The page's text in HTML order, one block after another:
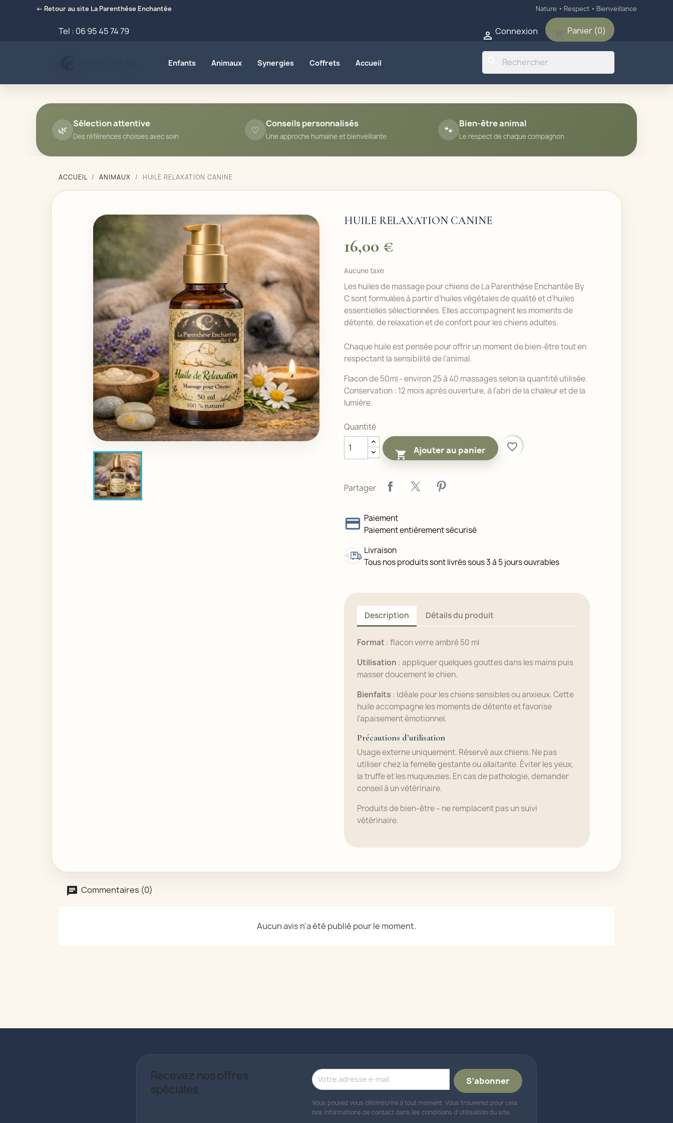
← Retour au site La Parenthèse Enchantée Nature • Respect • Bienveillance
Tel : 06 95 45 74 79  Connexion Panier (0)
Enfants Animaux Synergies Coffrets Accueil
🌿 Sélection attentive
Des références choisies avec soin
♡ Conseils personnalisés
Une approche humaine et bienveillante
🐾 Bien-être animal
Le respect de chaque compagnon
ACCUEIL ANIMAUX HUILE RELAXATION CANINE
HUILE RELAXATION CANINE
16,00 €
Aucune taxe
Les huiles de massage pour chiens de La Parenthèse Enchantée By
C sont formulées à partir d’huiles végétales de qualité et d’huiles
essentielles sélectionnées. Elles accompagnent les moments de
détente, de relaxation et de confort pour les chiens adultes.
Chaque huile est pensée pour offrir un moment de bien-être tout en
respectant la sensibilité de l’animal.
Flacon de 50ml - environ 25 à 40 massages selon la quantité utilisée.
Conservation : 12 mois après ouverture, à l'abri de la chaleur et de la
lumière.
Quantité
 Ajouter au panier favorite_border
Partager
Paiement
Paiement entièrement sécurisé
Livraison
Tous nos produits sont livrés sous 3 à 5 jours ouvrables
Description Détails du produit
Format : flacon verre ambré 50 ml
Utilisation : appliquer quelques gouttes dans les mains puis
masser doucement le chien.
Bienfaits : Idéale pour les chiens sensibles ou anxieux. Cette
huile accompagne les moments de détente et favorise
l’apaisement émotionnel.
Précautions d’utilisation
Usage externe uniquement. Réservé aux chiens. Ne pas
utiliser chez la femelle gestante ou allaitante. Éviter les yeux,
la truffe et les muqueuses. En cas de pathologie, demander
conseil à un vétérinaire.
Produits de bien-être – ne remplacent pas un suivi
vétérinaire.
Commentaires (0)
Aucun avis n'a été publié pour le moment.
Recevez nos offres
spéciales
Vous pouvez vous désinscrire à tout moment. Vous trouverez pour cela
nos informations de contact dans les conditions d'utilisation du site.